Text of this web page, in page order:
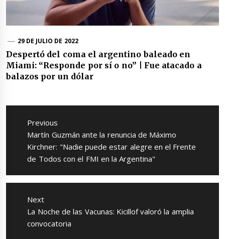
29 DE JULIO DE 2022
Despertó del coma el argentino baleado en
Miami: “Responde por sí o no” | Fue atacado a
balazos por un dólar
Navegación
entradas
Previous
Previous
post:
Martín Guzmán ante la renuncia de Máximo
Kirchner: "Nadie puede estar alegre en el Frente
de Todos con el FMI en la Argentina"
Next
Next
post:
La Noche de las Vacunas: Kicillof valoró la amplia
convocatoria